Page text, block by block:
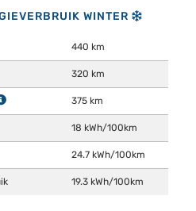
WINTER
440 km
320 km
375 km
18 kWh/100km
24.7 kWh/100km
19.3 kWh/100km